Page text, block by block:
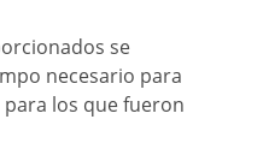
se
necesario para
los que fueron